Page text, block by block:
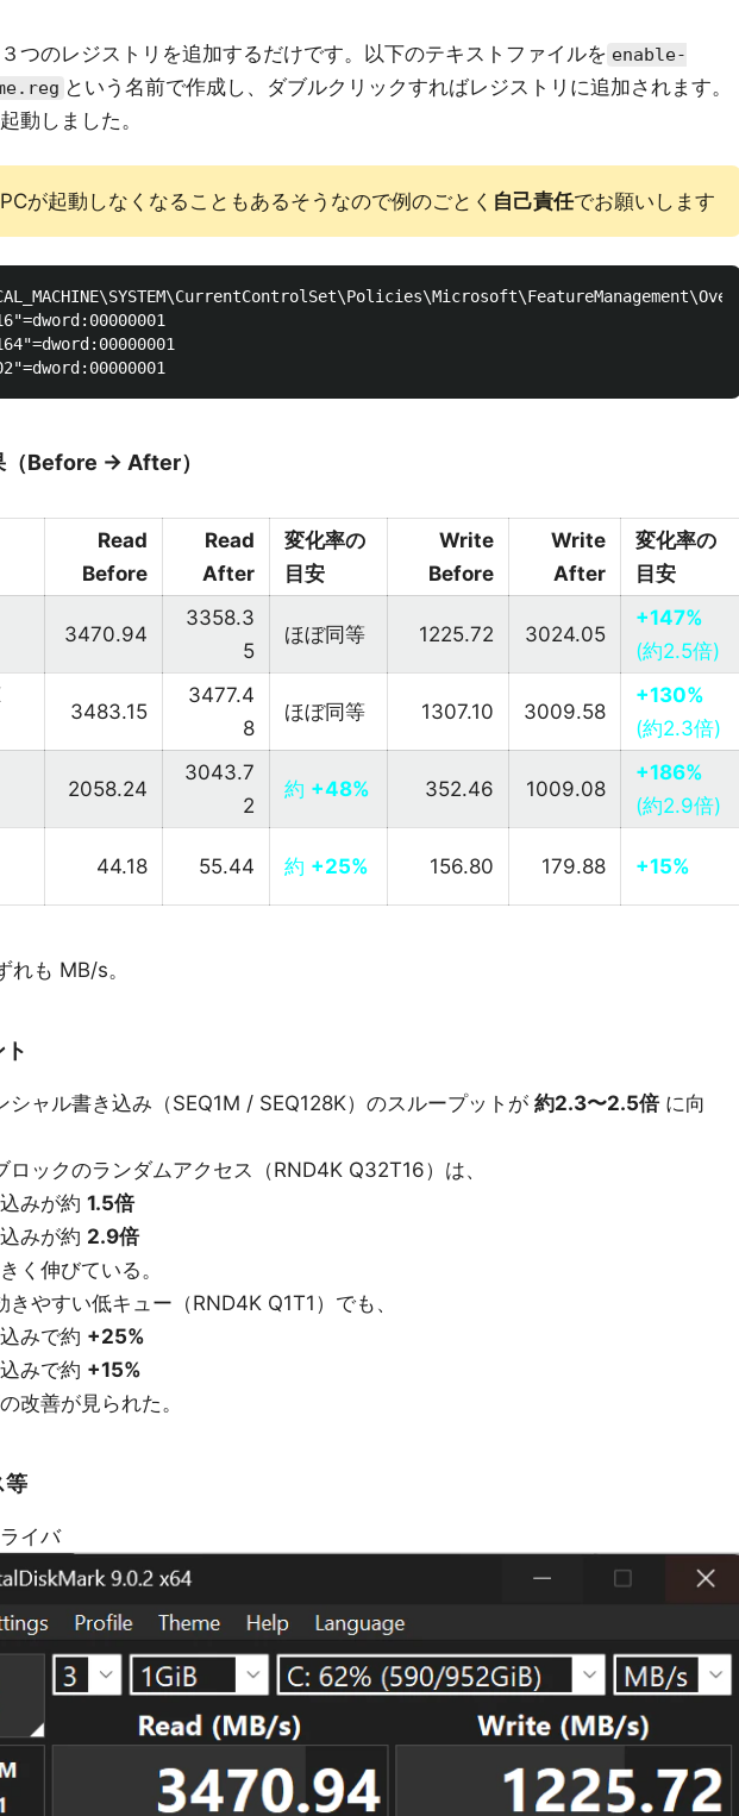
つのレジストリを追加するだけです。以下のテキストファイルを enable-
という名前で作成し、ダブルクリックすればレジストリに追加されます。
動しました。
が起動しなくなることもあるそうなので例のごとく 自己責任でお願いします
（Before → After）
Read
Before
Read
After
変化率の
目安
Write
Before
Write
After
変化率の
目安
3470.94
3358.3
5
ほぼ同等 1225.72 3024.05
+147%
(約2.5倍)
3483.15
3477.4
8
ほぼ同等 1307.10 3009.58
+130%
(約2.3倍)
2058.24
3043.7
2
約 +48% 352.46 1009.08
+186%
(約2.9倍)
44.18 55.44 約 +25% 156.80 179.88 +15%
れも MB/s。
シャル書き込み（SEQ1M / SEQ128K）のスループットが 約2.3〜2.5倍に向
ロックのランダムアクセス（RND4K Q32T16）は、
みが約 1.5倍
みが約 2.9倍
く伸びている。
きやすい低キュー（RND4K Q1T1）でも、
みで約 +25%
みで約 +15%
改善が見られた。
等
イバ